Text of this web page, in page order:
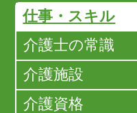
仕事・スキル
介護士の常識
介護施設
介護資格